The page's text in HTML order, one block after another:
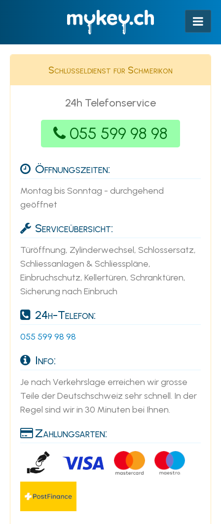
Schlüsseldienst für Schmerikon
24h Telefonservice
055 599 98 98
Öffnungszeiten:
Montag bis Sonntag - durchgehend
geöffnet
Serviceübersicht:
Türöffnung, Zylinderwechsel, Schlossersatz,
Schliessanlagen & Schliesspläne,
Einbruchschutz, Kellertüren, Schranktüren,
Sicherung nach Einbruch
24h-Telefon:
055 599 98 98
Info:
Je nach Verkehrslage erreichen wir grosse
Teile der Deutschschweiz sehr schnell. In der
Regel sind wir in 30 Minuten bei Ihnen.
Zahlungsarten: